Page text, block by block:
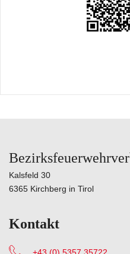
Kalsfeld 30
6365 Kirchberg in Tirol
Kontakt